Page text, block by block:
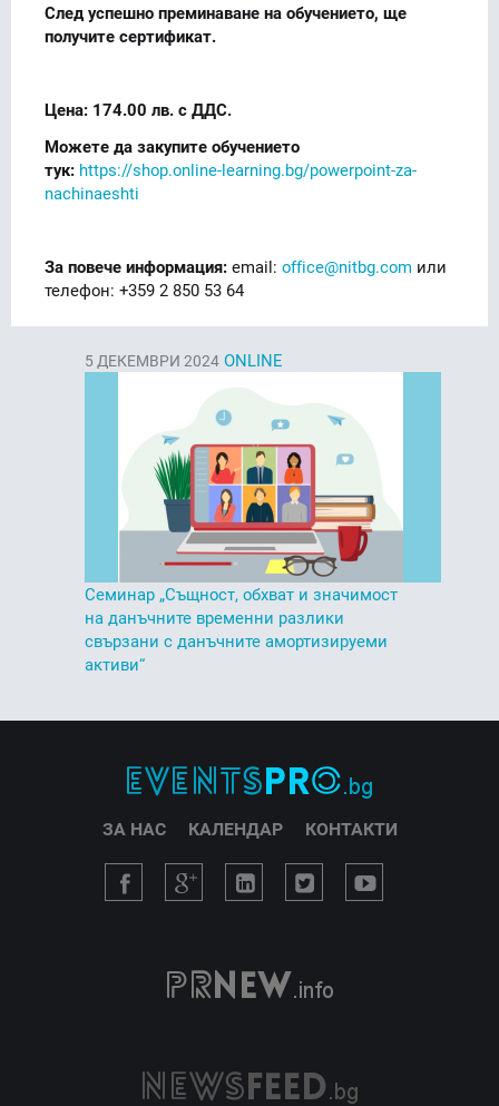
След успешно преминаване на обучението, ще
получите сертификат.
Цена: 174.00 лв. с ДДС.
Можете да закупите обучението
тук: https://shop.online-learning.bg/powerpoint-za-
nachinaeshti
За повече информация: email: office@nitbg.com или
телефон: +359 2 850 53 64
5 ДЕКЕМВРИ 2024 ONLINE
Семинар „Същност, обхват и значимост
на данъчните временни разлики
свързани с данъчните амортизируеми
активи“
ЗА НАС КАЛЕНДАР КОНТАКТИ